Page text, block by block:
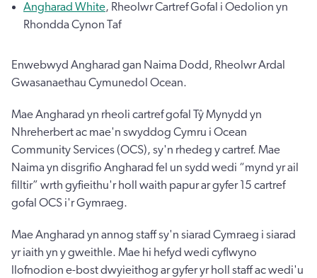
Angharad White, Rheolwr Cartref Gofal i Oedolion yn
Rhondda Cynon Taf
Enwebwyd Angharad gan Naima Dodd, Rheolwr Ardal
Gwasanaethau Cymunedol Ocean.
Mae Angharad yn rheoli cartref gofal Tŷ Mynydd yn
Nhreherbert ac mae'n swyddog Cymru i Ocean
Community Services (OCS), sy'n rhedeg y cartref. Mae
Naima yn disgrifio Angharad fel un sydd wedi “mynd yr ail
filltir” wrth gyfieithu'r holl waith papur ar gyfer 15 cartref
gofal OCS i'r Gymraeg.
Mae Angharad yn annog staff sy'n siarad Cymraeg i siarad
yr iaith yn y gweithle. Mae hi hefyd wedi cyflwyno
llofnodion e-bost dwyieithog ar gyfer yr holl staff ac wedi'u